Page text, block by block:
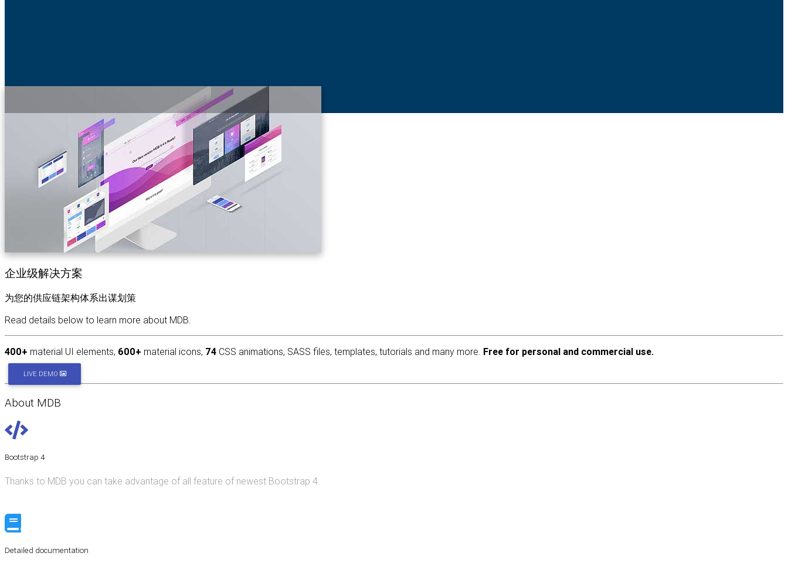
长沙高新技术产业开发区晨兴软件开发服务部
官方网站
START FREE TUTORIAL
企业级解决方案
为您的供应链架构体系出谋划策
Read details below to learn more about MDB.
400+ material UI elements, 600+ material icons, 74 CSS animations, SASS files, templates, tutorials and many more. Free for personal and commercial use.
LIVE DEMO
About MDB
Bootstrap 4
Thanks to MDB you can take advantage of all feature of newest Bootstrap 4.
Detailed documentation